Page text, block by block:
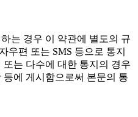
는 경우 이 약관에 별도의 규
우편 또는 SMS 등으로 통지
는 다수에 대한 통지의 경우
에 게시함으로써 본문의 통